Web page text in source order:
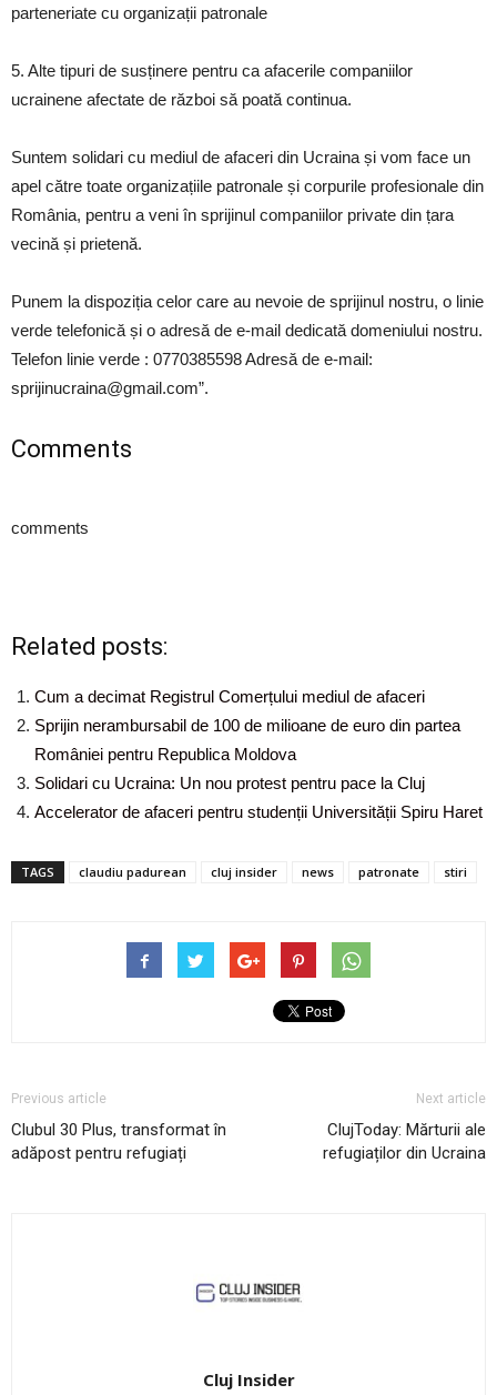
parteneriate cu organizații patronale
5. Alte tipuri de susținere pentru ca afacerile companiilor
ucrainene afectate de război să poată continua.
Suntem solidari cu mediul de afaceri din Ucraina și vom face un
apel către toate organizațiile patronale și corpurile profesionale din
România, pentru a veni în sprijinul companiilor private din țara
vecină și prietenă.
Punem la dispoziția celor care au nevoie de sprijinul nostru, o linie
verde telefonică și o adresă de e-mail dedicată domeniului nostru.
Telefon linie verde : 0770385598 Adresă de e-mail:
sprijinucraina@gmail.com”.
Comments
comments
Related posts:
Cum a decimat Registrul Comerțului mediul de afaceri
Sprijin nerambursabil de 100 de milioane de euro din partea
României pentru Republica Moldova
Solidari cu Ucraina: Un nou protest pentru pace la Cluj
Accelerator de afaceri pentru studenții Universității Spiru Haret
TAGS claudiu padurean cluj insider news patronate stiri
Previous article
Clubul 30 Plus, transformat în
adăpost pentru refugiați
Next article
ClujToday: Mărturii ale
refugiaților din Ucraina
Cluj Insider